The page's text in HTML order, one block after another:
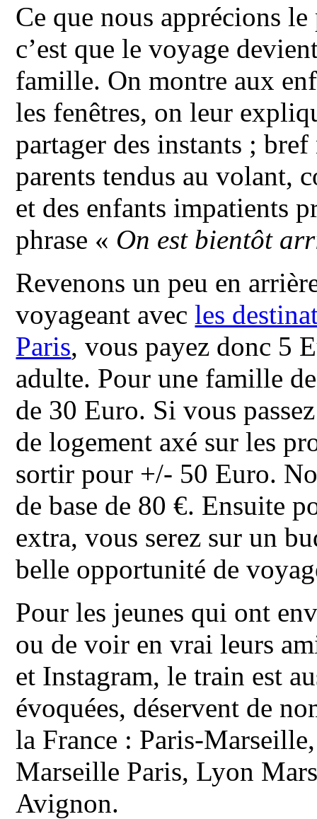
Ce que nous apprécions
c’est que le voyage
famille. On montre aux
les fenêtres, on leur
partager des instants ;
parents tendus au volant,
et des enfants impatients
phrase « On est bientôt
Revenons un peu en
voyageant avecles
Paris, vous payez donc 5
adulte. Pour une famille
de 30 Euro. Si vous
de logement axé sur les
sortir pour +/- 50 Euro.
de base de 80 €. Ensuite
extra, vous serez sur un
belle opportunité de
Pour les jeunes qui ont
ou de voir en vrai leurs
et Instagram, le train est
évoquées, déservent de
la France : Paris-
Marseille Paris, Lyon
Avignon.